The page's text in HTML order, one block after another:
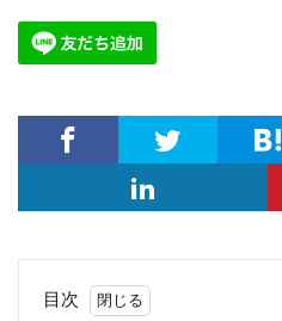
目次